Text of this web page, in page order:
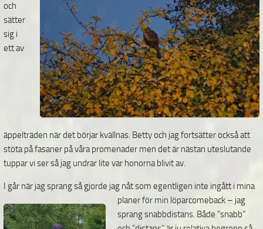
och
sätter
sig i
ett av
äppelträden när det börjar kvällnas. Betty och jag fortsätter också att
stöta på fasaner på våra promenader men det är nästan uteslutande
tuppar vi ser så jag undrar lite var honorna blivit av.
I går när jag sprang så gjorde jag nåt som egentligen inte ingått i mina
planer för min löparcomeback – jag
sprang snabbdistans. Både ”snabb”